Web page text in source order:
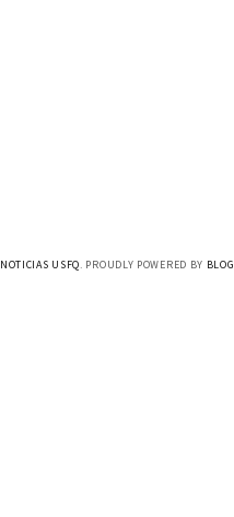
NOTICIAS USFQ. PROUDLY POWERED BY